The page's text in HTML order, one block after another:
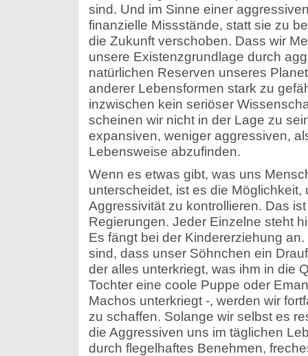
sind. Und im Sinne einer
finanzielle Missstände, statt sie zu
die Zukunft verschoben. Dass wir
unsere Existenzgrundlage durch
natürlichen Reserven unseres
anderer Lebensformen stark zu
inzwischen kein seriöser
scheinen wir nicht in der Lage zu
expansiven, weniger aggressiven,
Lebensweise abzufinden.
Wenn es etwas gibt, was uns
unterscheidet, ist es die
Aggressivität zu kontrollieren. Das
Regierungen. Jeder Einzelne steht
Es fängt bei der Kindererziehung
sind, dass unser Söhnchen ein
der alles unterkriegt, was ihm in die
Tochter eine coole Puppe oder
Machos unterkriegt -, werden wir
zu schaffen. Solange wir selbst es
die Aggressiven uns im täglichen
durch flegelhaftes Benehmen,